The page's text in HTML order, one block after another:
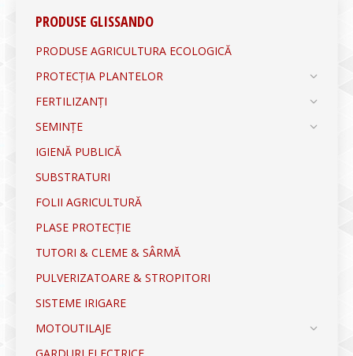
PRODUSE GLISSANDO
PRODUSE AGRICULTURA ECOLOGICĂ
PROTECȚIA PLANTELOR
FERTILIZANȚI
SEMINȚE
IGIENĂ PUBLICĂ
SUBSTRATURI
FOLII AGRICULTURĂ
PLASE PROTECȚIE
TUTORI & CLEME & SÂRMĂ
PULVERIZATOARE & STROPITORI
SISTEME IRIGARE
MOTOUTILAJE